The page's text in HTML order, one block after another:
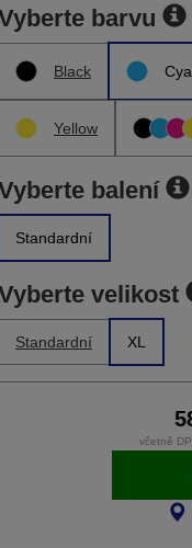
barvu
Black
Yellow
balení
Standardní
velikost
Standardní XL
včetně